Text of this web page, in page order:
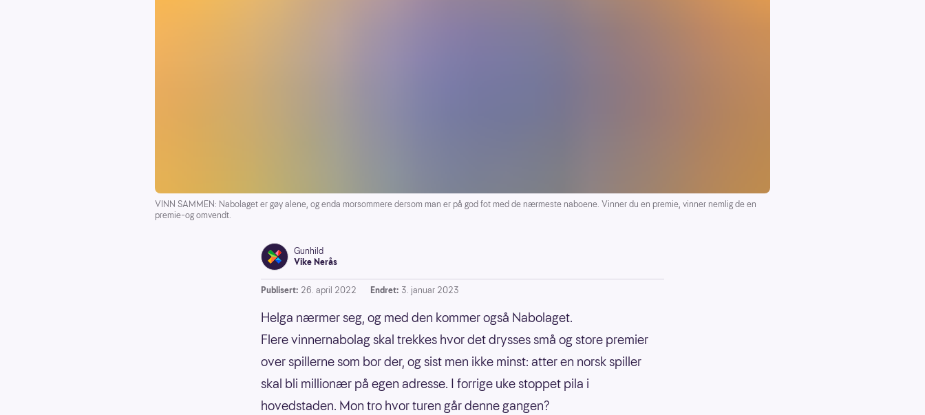
VINN SAMMEN: Nabolaget er gøy alene, og enda morsommere dersom man er på god fot med de nærmeste naboene. Vinner du en premie, vinner nemlig de en
premie–og omvendt.
Gunhild
Vike Nerås
Publisert: 26. april 2022 Endret: 3. januar 2023
Helga nærmer seg, og med den kommer også Nabolaget.
Flere vinnernabolag skal trekkes hvor det drysses små og store premier
over spillerne som bor der, og sist men ikke minst: atter en norsk spiller
skal bli millionær på egen adresse. I forrige uke stoppet pila i
hovedstaden. Mon tro hvor turen går denne gangen?